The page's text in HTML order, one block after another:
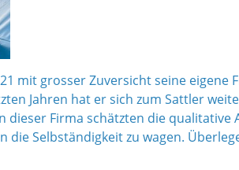
mit grosser Zuversicht seine
Jahren hat er sich zum Sattler
dieser Firma schätzten die
die Selbständigkeit zu wagen.